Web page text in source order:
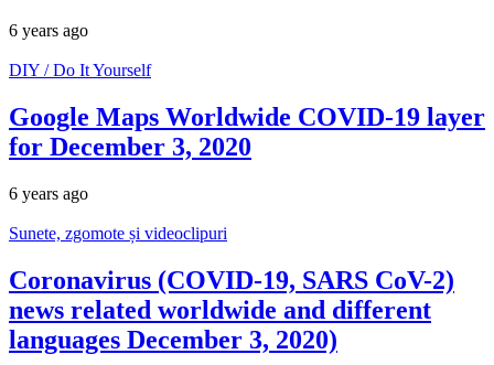
6 years ago
DIY / Do It Yourself
Google Maps Worldwide COVID-19 layer
for December 3, 2020
6 years ago
Sunete, zgomote și videoclipuri
Coronavirus (COVID-19, SARS CoV-2)
news related worldwide and different
languages December 3, 2020)